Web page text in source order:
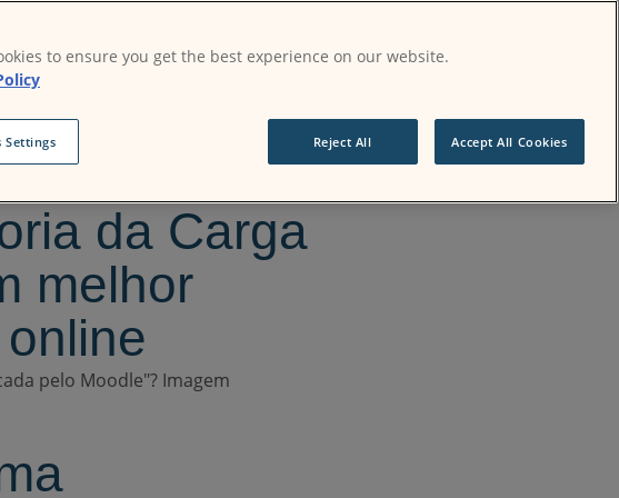
da Carga
melhor
to ensure you get the best experience on our website.
Settings Reject All Accept All Cookies